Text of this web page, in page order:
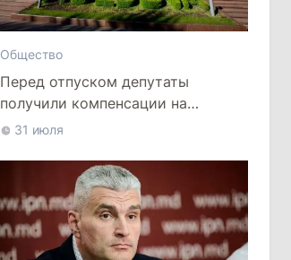
Общество
Перед отпуском депутаты
получили компенсации на
лечение
31 июля